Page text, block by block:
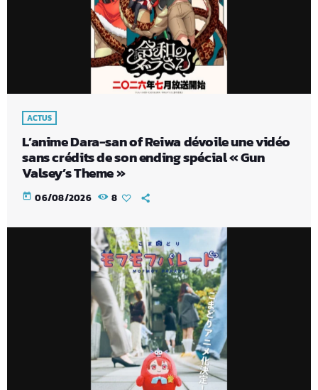
ACTUS
L’anime Dara-san of Reiwa dévoile une vidéo
sans crédits de son ending spécial « Gun
Valsey’s Theme »
today 06/08/2026 8